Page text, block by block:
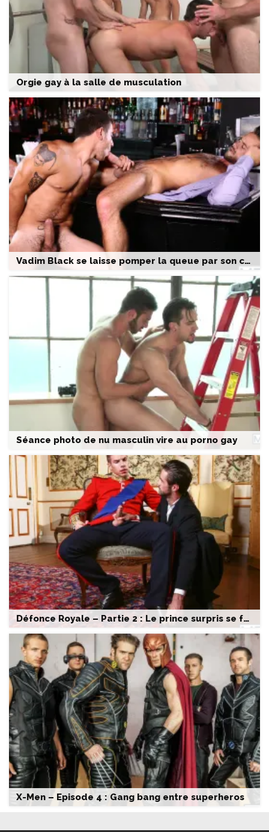
Orgie gay à la salle de musculation
Vadim Black se laisse pomper la queue par son collègue de bureau
Séance photo de nu masculin vire au porno gay
Défonce Royale – Partie 2 : Le prince surpris se faire sucer
X-Men – Episode 4 : Gang bang entre superheros